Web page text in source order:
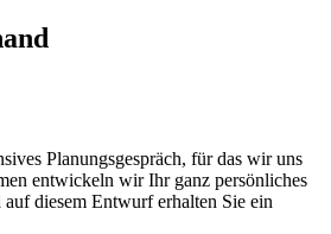
Planungsgespräch, für das wir uns
entwickeln wir Ihr ganz persönliches
auf diesem Entwurf erhalten Sie ein